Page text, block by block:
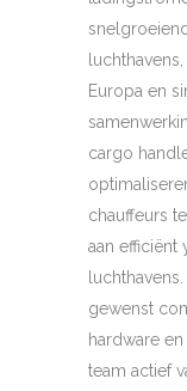
Europa en
cargo
chauffeurs
aan efficiënt
gewenst
hardware
team actief